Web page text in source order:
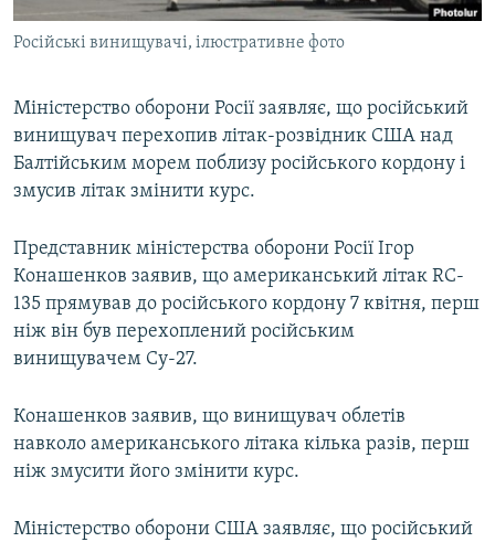
СВІДЧЕННЯ ОКУПАЦІЇ
УКРАЇНСЬКА ПРОБЛЕМА КРИМУ
Qırımtatar
Усі сайти RFE/RL
Російські винищувачі, ілюстративне фото
Міністерство оборони Росії заявляє, що російський
винищувач перехопив літак-розвідник США над
Балтійським морем поблизу російського кордону і
змусив літак змінити курс.
Представник міністерства оборони Росії Ігор
Конашенков заявив, що американський літак RC-
135 прямував до російського кордону 7 квітня, перш
ніж він був перехоплений російським
винищувачем Су-27.
Конашенков заявив, що винищувач облетів
навколо американського літака кілька разів, перш
ніж змусити його змінити курс.
Міністерство оборони США заявляє, що російський